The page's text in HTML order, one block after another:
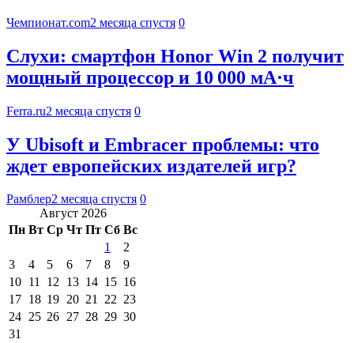
Чемпионат.com2 месяца спустя 0
Слухи: смартфон Honor Win 2 получит
мощный процессор и 10 000 мА·ч
Ferra.ru2 месяца спустя 0
У Ubisoft и Embracer проблемы: что
ждет европейских издателей игр?
Рамблер2 месяца спустя 0
Август 2026
Пн Вт Ср Чт Пт Сб Вс
1
2
3
4 5 6 7 8
9
10 11 12 13 14 15 16
17 18 19 20 21 22 23
24 25 26 27 28 29 30
31